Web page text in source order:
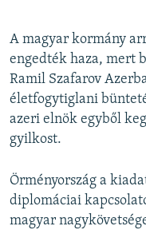
A magyar kormány
engedték haza, mert
Ramil Szafarov
életfogytiglani
azeri elnök egyből
gyilkost.
Örményország a
diplomáciai
magyar